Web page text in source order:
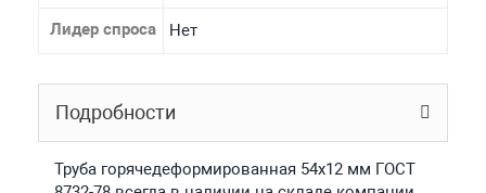
Лидер спроса Нет
Подробности
Труба горячедеформированная 54х12 мм ГОСТ